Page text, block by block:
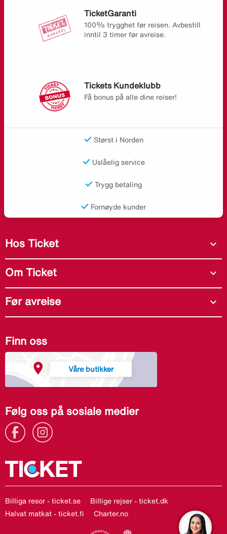
TicketGaranti
100% trygghet før reisen. Avbestill
inntil 3 timer før avreise.
Tickets Kundeklubb
Få bonus på alle dine reiser!
Størst i Norden
Uslåelig service
Trygg betaling
Fornøyde kunder
Hos Ticket expand_more
Om Ticket expand_more
Før avreise expand_more
Finn oss
Våre butikker
Følg oss på sosiale medier
Billiga resor - ticket.se
Billige rejser - ticket.dk
Halvat matkat - ticket.fi
Charter.no